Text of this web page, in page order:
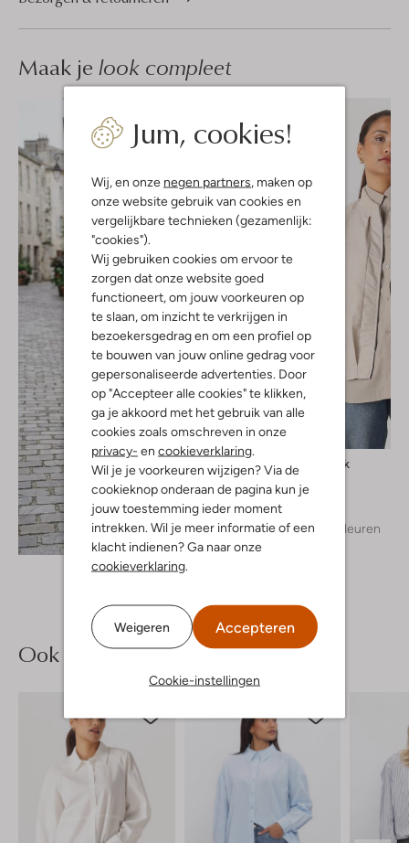
Jum, cookies!
Wij, en onze negen partners, maken op
onze website gebruik van cookies en
vergelijkbare technieken (gezamenlijk:
"cookies").
Wij gebruiken cookies om ervoor te
zorgen dat onze website goed
functioneert, om jouw voorkeuren op
te slaan, om inzicht te verkrijgen in
bezoekersgedrag en om een profiel op
te bouwen van jouw online gedrag voor
gepersonaliseerde advertenties. Door
op "Accepteer alle cookies" te klikken,
ga je akkoord met het gebruik van alle
cookies zoals omschreven in onze
privacy- en cookieverklaring.
Wil je je voorkeuren wijzigen? Via de
cookieknop onderaan de pagina kun je
jouw toestemming ieder moment
intrekken. Wil je meer informatie of een
klacht indienen? Ga naar onze
cookieverklaring.
Weigeren Accepteren
Cookie-instellingen
Maak je look compleet
Ontdek de look
Withblack
Jack
€ 79,99
+ meer kleuren
Ook iets voor jou?